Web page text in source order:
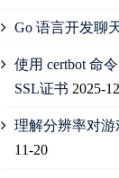
Go 语言开发聊
使用 certbot 命
SSL证书 2025-
理解分辨率对
11-20